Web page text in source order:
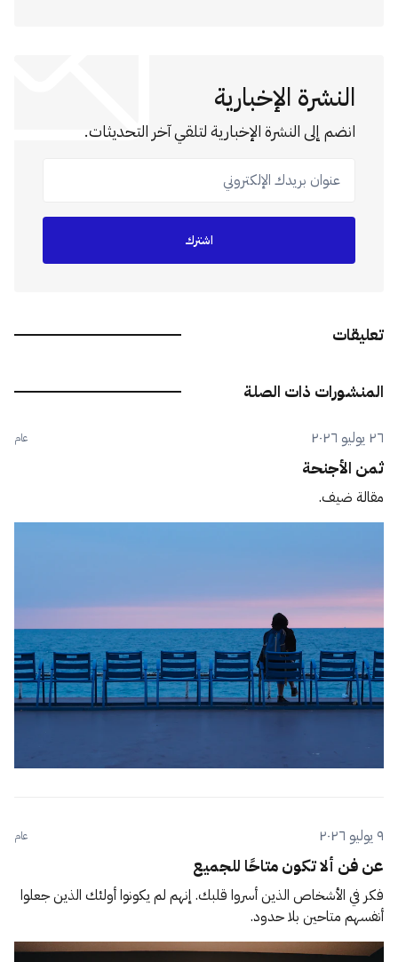
النشرة الإخبارية
انضم إلى النشرة الإخبارية لتلقي آخر التحديثات.
عنوان بريدك الإلكتروني
اشترك
تعليقات
المنشورات ذات الصلة
٢٦ يوليو ٢٠٢٦ عام
ثمن الأجنحة
مقالة ضيف.
٩ يوليو ٢٠٢٦ عام
عن فن ألا تكون متاحًا للجميع
فكر في الأشخاص الذين أسروا قلبك. إنهم لم يكونوا أولئك الذين جعلوا
أنفسهم متاحين بلا حدود.